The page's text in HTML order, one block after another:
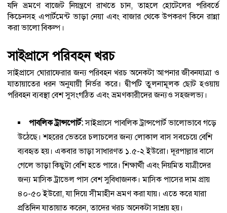
যদি ভ্রমণে বাজেট নিয়ন্ত্রণে রাখতে চান, তাহলে হোটেলের পরিবর্তে
কিচেনসহ এপার্টমেন্ট ভাড়া নেয়া এবং বাজার থেকে উপকরণ কিনে রান্না
করা ভালো বিকল্প।
সাইপ্রাসে পরিবহন খরচ
সাইপ্রাসে ঘোরাফেরার জন্য পরিবহন খরচ অনেকটা আপনার জীবনযাত্রা ও
যাতায়াতের ধরন অনুযায়ী নির্ভর করে। দ্বীপটি তুলনামূলক ছোট হওয়ায়
পরিবহন ব্যবস্থা বেশ সুসংগঠিত এবং ভ্রমণকারীদের জন্যও সহজলভ্য।
পাবলিক ট্রান্সপোর্ট:সাইপ্রাসে পাবলিক ট্রান্সপোর্ট ভালোভাবে গড়ে
উঠেছে। শহরের ভেতরে চলাচলের জন্য লোকাল বাস সবচেয়ে বেশি
ব্যবহৃত হয়। একবার ভাড়া সাধারণত ১.৫-২ ইউরো। দূরপাল্লার বাসে
গেলে ভাড়া কিছুটা বেশি হতে পারে। শিক্ষার্থী এবং নিয়মিত যাত্রীদের
জন্য মাসিক ট্রাভেল পাস বেশ সুবিধাজনক। মাসিক পাসের দাম প্রায়
৪০-৫০ ইউরো, যা দিয়ে সীমাহীন ভ্রমণ করা যায়। এতে করে যারা
প্রতিদিন যাতায়াত করেন, তাদের খরচ অনেকটা সাশ্রয় হয়।